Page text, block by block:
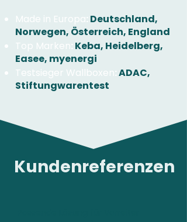
Made in Europa: Deutschland,
Norwegen, Österreich, England
Top Marken: Keba, Heidelberg,
Easee, myenergi
Testsieger Wallboxen:ADAC,
Stiftungwarentest
Kundenreferenzen